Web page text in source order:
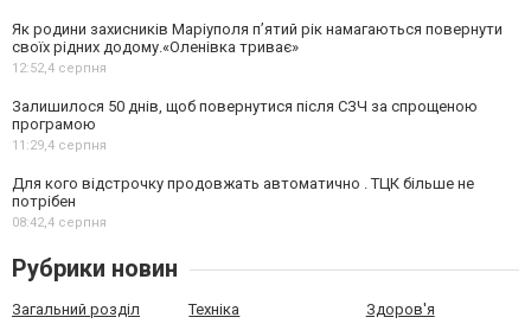
Як родини захисників Маріуполя пʼятий рік намагаються повернути
своїх рідних додому.«Оленівка триває»
12:52, 4 серпня
Залишилося 50 днів, щоб повернутися після СЗЧ за спрощеною
програмою
11:29, 4 серпня
Для кого відстрочку продовжать автоматично . ТЦК більше не
потрібен
08:42, 4 серпня
Рубрики новин
Загальний розділ Техніка Здоров'я